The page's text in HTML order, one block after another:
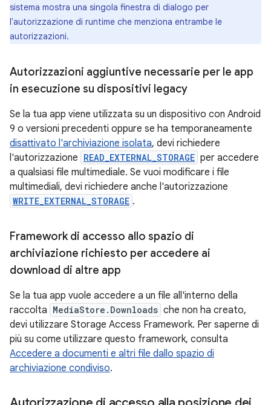
sistema mostra una singola finestra di dialogo per
l'autorizzazione di runtime che menziona entrambe le
autorizzazioni.
Autorizzazioni aggiuntive necessarie per le app
in esecuzione su dispositivi legacy
Se la tua app viene utilizzata su un dispositivo con Android
9 o versioni precedenti oppure se ha temporaneamente
disattivato l'archiviazione isolata, devi richiedere
l'autorizzazione READ_EXTERNAL_STORAGE per accedere
a qualsiasi file multimediale. Se vuoi modificare i file
multimediali, devi richiedere anche l'autorizzazione
WRITE_EXTERNAL_STORAGE .
Framework di accesso allo spazio di
archiviazione richiesto per accedere ai
download di altre app
Se la tua app vuole accedere a un file all'interno della
raccolta MediaStore.Downloads che non ha creato,
devi utilizzare Storage Access Framework. Per saperne di
più su come utilizzare questo framework, consulta
Accedere a documenti e altri file dallo spazio di
archiviazione condiviso.